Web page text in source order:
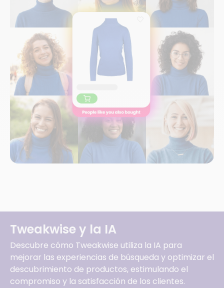
Tweakwise y la IA
Descubre cómo Tweakwise utiliza la IA para
mejorar las experiencias de búsqueda y optimizar el
descubrimiento de productos, estimulando el
compromiso y la satisfacción de los clientes.